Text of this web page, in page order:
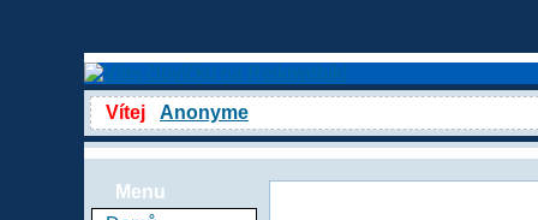
Vítej Anonyme
Menu